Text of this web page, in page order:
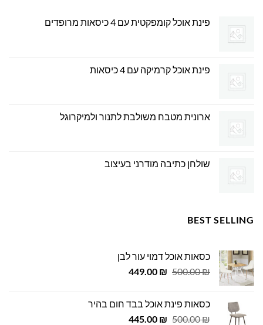
פינת אוכל קומפקטית עם 4 כיסאות מרופדים
פינת אוכל קרמיקה עם 4 כיסאות
ארונית מטבח משולבת לתנור ולמיקרוגל
שולחן כתיבה מודרני בעיצוב
BEST SELLING
כסאות אוכל דמוי עור לבן
500.00₪
המחיר
500.00 ₪.
449.00 ₪
המחיר
449.00 ₪.
כסאות פינת אוכל בבד חום בהיר
500.00₪
המחיר
445.00 ₪
המחיר